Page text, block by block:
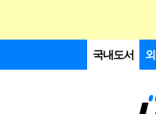
국내도서